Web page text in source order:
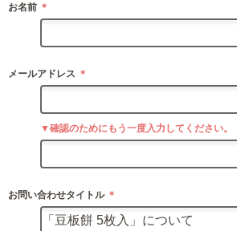
お名前 ＊
メールアドレス ＊
▼確認のためにもう一度入力してください。
お問い合わせタイトル ＊